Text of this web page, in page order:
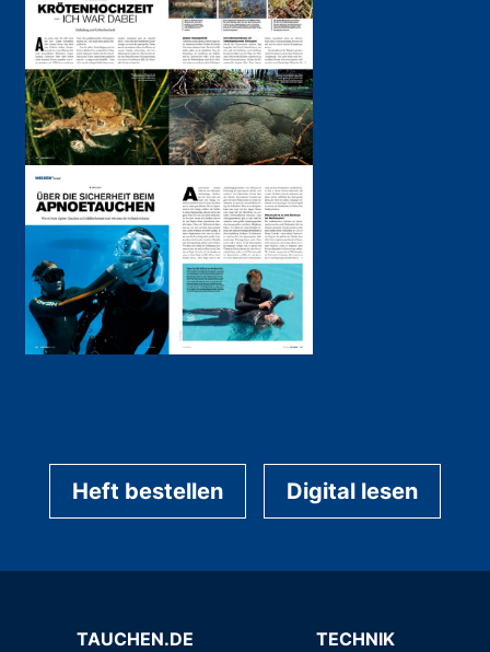
Heft bestellen Digital lesen
TAUCHEN.DE TECHNIK